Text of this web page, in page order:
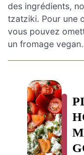
des ingrédients,
tzatziki. Pour une
vous pouvez
un fromage vegan.